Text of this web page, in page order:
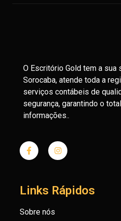
O Escritório Gold tem a sua
Sorocaba, atende toda a
serviços contábeis de
segurança, garantindo o
informações..
Links Rápidos
Sobre nós